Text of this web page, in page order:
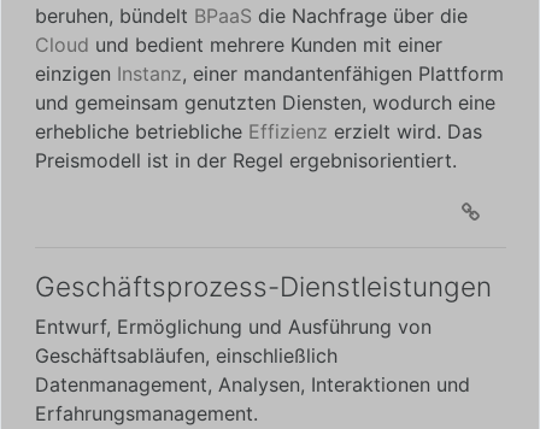
beruhen, bündelt BPaaS die Nachfrage über die
Cloud und bedient mehrere Kunden mit einer
einzigen Instanz, einer mandantenfähigen Plattform
und gemeinsam genutzten Diensten, wodurch eine
erhebliche betriebliche Effizienz erzielt wird. Das
Preismodell ist in der Regel ergebnisorientiert.
Geschäftsprozess-Dienstleistungen
Entwurf, Ermöglichung und Ausführung von
Geschäftsabläufen, einschließlich
Datenmanagement, Analysen, Interaktionen und
Erfahrungsmanagement.